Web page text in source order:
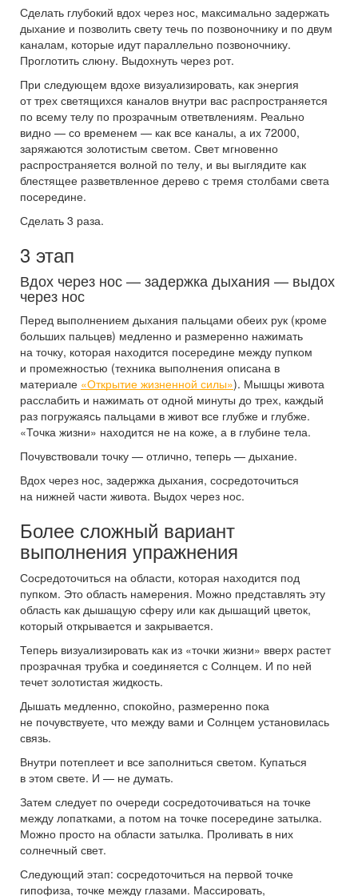
Сделать глубокий вдох через нос, максимально задержать
дыхание и позволить свету течь по позвоночнику и по двум
каналам, которые идут параллельно позвоночнику.
Проглотить слюну. Выдохнуть через рот.
При следующем вдохе визуализировать, как энергия
от трех светящихся каналов внутри вас распространяется
по всему телу по прозрачным ответвлениям. Реально
видно — со временем — как все каналы, а их 72000,
заряжаются золотистым светом. Свет мгновенно
распространяется волной по телу, и вы выглядите как
блестящее разветвленное дерево с тремя столбами света
посередине.
Сделать 3 раза.
3 этап
Вдох через нос — задержка дыхания — выдох
через нос
Перед выполнением дыхания пальцами обеих рук (кроме
больших пальцев) медленно и размеренно нажимать
на точку, которая находится посередине между пупком
и промежностью (техника выполнения описана в
материале «Открытие жизненной силы»). Мышцы живота
расслабить и нажимать от одной минуты до трех, каждый
раз погружаясь пальцами в живот все глубже и глубже.
«Точка жизни» находится не на коже, а в глубине тела.
Почувствовали точку — отлично, теперь — дыхание.
Вдох через нос, задержка дыхания, сосредоточиться
на нижней части живота. Выдох через нос.
Более сложный вариант
выполнения упражнения
Сосредоточиться на области, которая находится под
пупком. Это область намерения. Можно представлять эту
область как дышащую сферу или как дышащий цветок,
который открывается и закрывается.
Теперь визуализировать как из «точки жизни» вверх растет
прозрачная трубка и соединяется с Солнцем. И по ней
течет золотистая жидкость.
Дышать медленно, спокойно, размеренно пока
не почувствуете, что между вами и Солнцем установилась
связь.
Внутри потеплеет и все заполниться светом. Купаться
в этом свете. И — не думать.
Затем следует по очереди сосредоточиваться на точке
между лопатками, а потом на точке посередине затылка.
Можно просто на области затылка. Проливать в них
солнечный свет.
Следующий этап: сосредоточиться на первой точке
гипофиза, точке между глазами. Массировать,